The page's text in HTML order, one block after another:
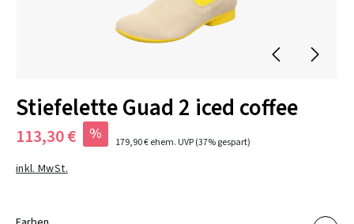
Stiefelette Guad 2 iced coffee
113,30 € % 179,90 €ehem. UVP(37% gespart)
inkl. MwSt.